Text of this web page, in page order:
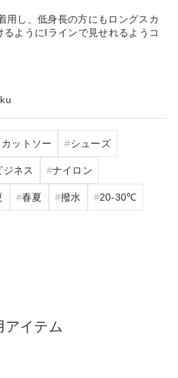
用し、低身長の方にもロングスカ
ようにIラインで見せれるようコ
ットソー シューズ
ジネス ナイロン
春夏 撥水 20‐30℃
アイテム